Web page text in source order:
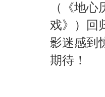
（《地
戏》）回
影迷感到
期待！